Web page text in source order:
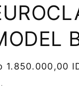
1.850.000,00